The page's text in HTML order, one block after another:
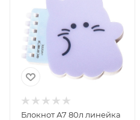
Блокнот А7 80л линейка